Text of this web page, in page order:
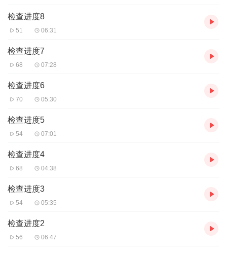
检查进度8
51 06:31
检查进度7
68 07:28
检查进度6
70 05:30
检查进度5
54 07:01
检查进度4
68 04:38
检查进度3
54 05:35
检查进度2
56 06:47